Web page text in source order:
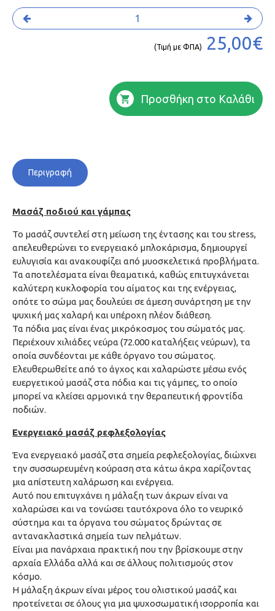
(Τιμή με ΦΠΑ) 25,00€
Προσθήκη στο Καλάθι
Περιγραφή
Μασάζ ποδιού και γάμπας
Το μασάζ συντελεί στη μείωση της έντασης και του stress,
απελευθερώνει το ενεργειακό μπλοκάρισμα, δημιουργεί
ευλυγισία και ανακουφίζει από μυοσκελετικά προβλήματα.
Τα αποτελέσματα είναι θεαματικά, καθώς επιτυγχάνεται
καλύτερη κυκλοφορία του αίματος και της ενέργειας,
οπότε το σώμα μας δουλεύει σε άμεση συνάρτηση με την
ψυχική μας χαλαρή και υπέροχη πλέον διάθεση.
Τα πόδια μας είναι ένας μικρόκοσμος του σώματός μας.
Περιέχουν χιλιάδες νεύρα (72.000 καταλήξεις νεύρων), τα
οποία συνδέονται με κάθε όργανο του σώματος.
Ελευθερωθείτε από το άγχος και χαλαρώστε μέσω ενός
ευεργετικού μασάζ στα πόδια και τις γάμπες, το οποίο
μπορεί να κλείσει αρμονικά την θεραπευτική φροντίδα
ποδιών.
Ενεργειακό μασάζ ρεφλεξολογίας
Ένα ενεργειακό μασάζ στα σημεία ρεφλεξολογίας, διώχνει
την συσσωρευμένη κούραση στα κάτω άκρα χαρίζοντας
μια απίστευτη χαλάρωση και ενέργεια.
Αυτό που επιτυγχάνει η μάλαξη των άκρων είναι να
χαλαρώσει και να τονώσει ταυτόχρονα όλο το νευρικό
σύστημα και τα όργανα του σώματος δρώντας σε
αντανακλαστικά σημεία των πελμάτων.
Είναι μια πανάρχαια πρακτική που την βρίσκουμε στην
αρχαία Ελλάδα αλλά και σε άλλους πολιτισμούς στον
κόσμο.
Η μάλαξη άκρων είναι μέρος του ολιστικού μασάζ και
προτείνεται σε όλους για μια ψυχοσωματική ισορροπία και